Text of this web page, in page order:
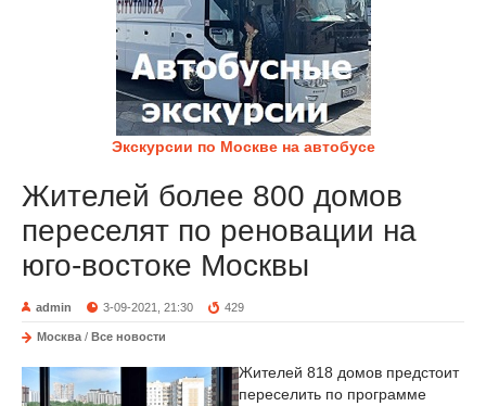
Экскурсии по Москве на автобусе
Жителей более 800 домов
переселят по реновации на
юго-востоке Москвы
admin 3-09-2021, 21:30 429
Москва / Все новости
Жителей 818 домов предстоит
переселить по программе